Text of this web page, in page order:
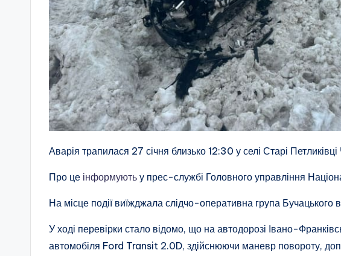
Аварія трапилася 27 січня близько 12:30 у селі Старі Петликівці
Про це інформують у прес-службі Головного управління
На місце події виїжджала слідчо-оперативна група Бучацького
У ході перевірки стало відомо, що на автодорозі Івано-
автомобіля Ford Transit 2.0D, здійснюючи маневр повороту,